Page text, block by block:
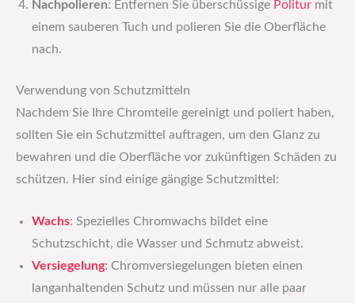
Nachpolieren: Entfernen Sie überschüssige Politur mit
einem sauberen Tuch und polieren Sie die Oberfläche
nach.
Verwendung von Schutzmitteln
Nachdem Sie Ihre Chromteile gereinigt und poliert haben,
sollten Sie ein Schutzmittel auftragen, um den Glanz zu
bewahren und die Oberfläche vor zukünftigen Schäden zu
schützen. Hier sind einige gängige Schutzmittel:
Wachs: Spezielles Chromwachs bildet eine
Schutzschicht, die Wasser und Schmutz abweist.
Versiegelung: Chromversiegelungen bieten einen
langanhaltenden Schutz und müssen nur alle paar